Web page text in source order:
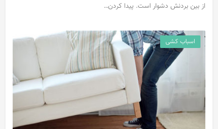
از بین بردنش دشوار است. پیدا کردن…
اسباب کشی